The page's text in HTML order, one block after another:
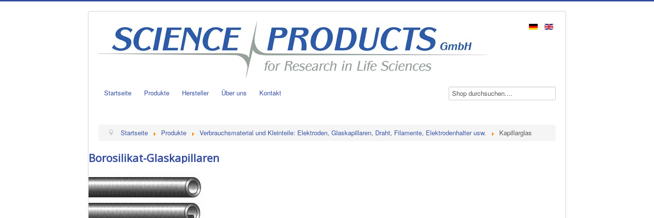
Startseite Produkte Hersteller Über uns Kontakt
Startseite Produkte Verbrauchsmaterial und Kleinteile: Elektroden, Glaskapillaren, Draht, Filamente, Elektrodenhalter usw. Kapillarglas
Borosilikat-Glaskapillaren